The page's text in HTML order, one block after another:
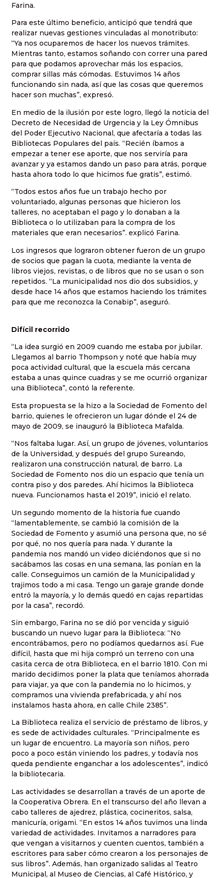
Farina.
Para este último beneficio, anticipó que tendrá que
realizar nuevas gestiones vinculadas al monotributo:
“Ya nos ocuparemos de hacer los nuevos trámites.
Mientras tanto, estamos soñando con correr una pared
para que podamos aprovechar más los espacios,
comprar sillas más cómodas. Estuvimos 14 años
funcionando sin nada, así que las cosas que queremos
hacer son muchas”, expresó.
En medio de la ilusión por este logro, llegó la noticia del
Decreto de Necesidad de Urgencia y la Ley Ómnibus
del Poder Ejecutivo Nacional, que afectaría a todas las
Bibliotecas Populares del país. “Recién íbamos a
empezar a tener ese aporte, que nos serviría para
avanzar y ya estamos dando un paso para atrás, porque
hasta ahora todo lo que hicimos fue gratis”, estimó.
“Todos estos años fue un trabajo hecho por
voluntariado, algunas personas que hicieron los
talleres, no aceptaban el pago y lo donaban a la
Biblioteca o lo utilizaban para la compra de los
materiales que eran necesarios”. explicó Farina.
Los ingresos que lograron obtener fueron de un grupo
de socios que pagan la cuota, mediante la venta de
libros viejos, revistas, o de libros que no se usan o son
repetidos. “La municipalidad nos dio dos subsidios, y
desde hace 14 años que estamos haciendo los trámites
para que me reconozca la Conabip”, aseguró.
Difícil recorrido
“La idea surgió en 2009 cuando me estaba por jubilar.
Llegamos al barrio Thompson y noté que había muy
poca actividad cultural, que la escuela más cercana
estaba a unas quince cuadras y se me ocurrió organizar
una Biblioteca”, contó la referente.
Esta propuesta se la hizo a la Sociedad de Fomento del
barrio, quienes le ofrecieron un lugar dónde el 24 de
mayo de 2009, se inauguró la Biblioteca Mafalda.
“Nos faltaba lugar. Así, un grupo de jóvenes, voluntarios
de la Universidad, y después del grupo Sureando,
realizaron una construcción natural, de barro. La
Sociedad de Fomento nos dio un espacio que tenía un
contra piso y dos paredes. Ahí hicimos la Biblioteca
nueva. Funcionamos hasta el 2019”, inició el relato.
Un segundo momento de la historia fue cuando
“lamentablemente, se cambió la comisión de la
Sociedad de Fomento y asumió una persona que, no sé
por qué, no nos quería para nada. Y durante la
pandemia nos mandó un video diciéndonos que si no
sacábamos las cosas en una semana, las ponían en la
calle. Conseguimos un camión de la Municipalidad y
trajimos todo a mi casa. Tengo un garaje grande donde
entró la mayoría, y lo demás quedó en cajas repartidas
por la casa”, recordó.
Sin embargo, Farina no se dió por vencida y siguió
buscando un nuevo lugar para la Biblioteca: “No
encontrábamos, pero no podíamos quedarnos así. Fue
difícil, hasta que mi hija compró un terreno con una
casita cerca de otra Biblioteca, en el barrio 1810. Con mi
marido decidimos poner la plata que teníamos ahorrada
para viajar, ya que con la pandemia no lo hicimos, y
compramos una vivienda prefabricada, y ahí nos
instalamos hasta ahora, en calle Chile 2385”.
La Biblioteca realiza el servicio de préstamo de libros, y
es sede de actividades culturales. “Principalmente es
un lugar de encuentro. La mayoría son niños, pero
poco a poco están viniendo los padres, y todavía nos
queda pendiente enganchar a los adolescentes”, indicó
la bibliotecaria.
Las actividades se desarrollan a través de un aporte de
la Cooperativa Obrera. En el transcurso del año llevan a
cabo talleres de ajedrez, plástica, cocineritos, salsa,
manicuría, origami. “En estos 14 años tuvimos una linda
variedad de actividades. Invitamos a narradores para
que vengan a visitarnos y cuenten cuentos, también a
escritores para saber cómo crearon a los personajes de
sus libros”. Además, han organizado salidas al Teatro
Municipal, al Museo de Ciencias, al Café Histórico, y